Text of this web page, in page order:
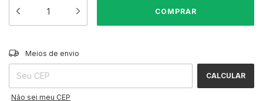
Entregas para o CEP:
Meios de envio
CALCULAR
Não sei meu CEP